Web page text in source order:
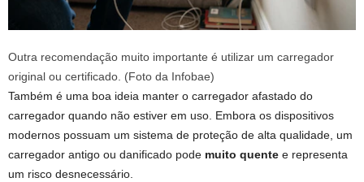
Outra recomendação muito importante é utilizar um carregador
original ou certificado. (Foto da Infobae)
Também é uma boa ideia manter o carregador afastado do
carregador quando não estiver em uso. Embora os dispositivos
modernos possuam um sistema de proteção de alta qualidade, um
carregador antigo ou danificado pode muito quente e representa
um risco desnecessário.